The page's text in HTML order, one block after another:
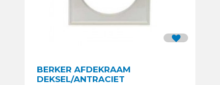
BERKER AFDEKRAAM
DEKSEL/ANTRACIET